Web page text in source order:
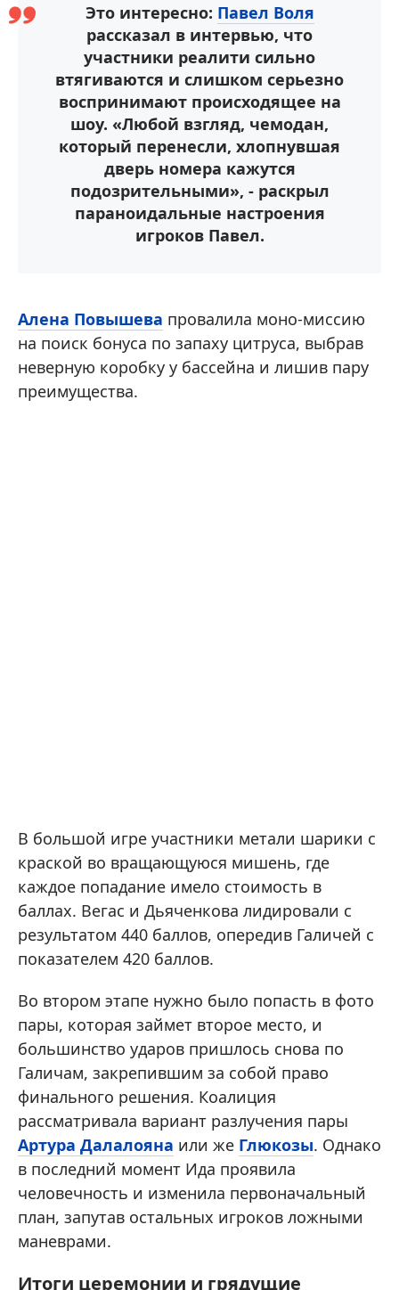
Это интересно: Павел Воля
рассказал в интервью, что
участники реалити сильно
втягиваются и слишком серьезно
воспринимают происходящее на
шоу. «Любой взгляд, чемодан,
который перенесли, хлопнувшая
дверь номера кажутся
подозрительными», - раскрыл
параноидальные настроения
игроков Павел.
Алена Повышева провалила моно-миссию
на поиск бонуса по запаху цитруса, выбрав
неверную коробку у бассейна и лишив пару
преимущества.
В большой игре участники метали шарики с
краской во вращающуюся мишень, где
каждое попадание имело стоимость в
баллах. Вегас и Дьяченкова лидировали с
результатом 440 баллов, опередив Галичей с
показателем 420 баллов.
Во втором этапе нужно было попасть в фото
пары, которая займет второе место, и
большинство ударов пришлось снова по
Галичам, закрепившим за собой право
финального решения. Коалиция
рассматривала вариант разлучения пары
Артура Далалояна или же Глюкозы. Однако
в последний момент Ида проявила
человечность и изменила первоначальный
план, запутав остальных игроков ложными
маневрами.
Итоги церемонии и грядущие